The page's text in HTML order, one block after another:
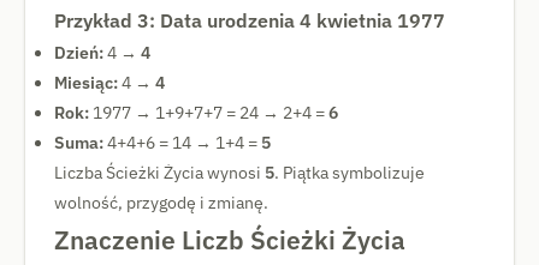
Przykład 3: Data urodzenia 4 kwietnia 1977
Dzień:4 → 4
Miesiąc:4 → 4
Rok: 1977 → 1+9+7+7 = 24 → 2+4 =6
Suma:4+4+6 = 14 → 1+4 = 5
Liczba Ścieżki Życia wynosi 5. Piątka symbolizuje
wolność, przygodę i zmianę.
Znaczenie Liczb Ścieżki Życia